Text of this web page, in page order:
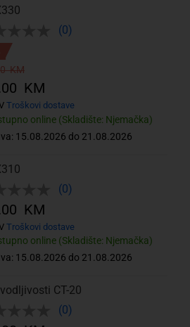
(0)
online (Skladište: Njemačka)
15.08.2026 do 21.08.2026
KM
KM
Troškovi dostave
(0)
online (Skladište: Njemačka)
15.08.2026 do 21.08.2026
KM
Troškovi dostave
CT-20
(0)